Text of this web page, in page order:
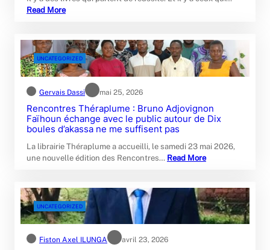
Read More
UNCATEGORIZED
Gervais Dassi mai 25, 2026
Rencontres Théraplume : Bruno Adjovignon
Faïhoun échange avec le public autour de Dix
boules d’akassa ne me suffisent pas
La librairie Théraplume a accueilli, le samedi 23 mai 2026,
une nouvelle édition des Rencontres… Read More
UNCATEGORIZED
Fiston Axel ILUNGA avril 23, 2026